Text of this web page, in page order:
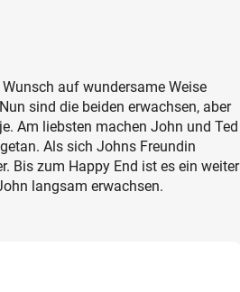
auf wundersame Weise
sind die beiden erwachsen, aber
Am liebsten machen John und Ted
Als sich Johns Freundin
Bis zum Happy End ist es ein weiter
langsam erwachsen.